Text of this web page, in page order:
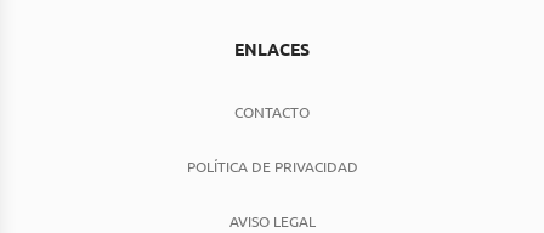
ENLACES
CONTACTO
POLÍTICA DE PRIVACIDAD
AVISO LEGAL